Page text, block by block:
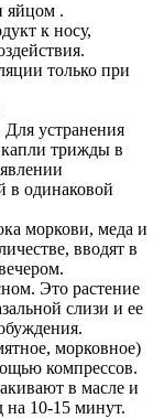
яйцом .
к носу,
только при
устранения
капли трижды в
в одинаковой
моркови, меда и
вводят в
Это растение
слизи и ее
морковное)
компрессов.
в масле и
на 10-15 минут.